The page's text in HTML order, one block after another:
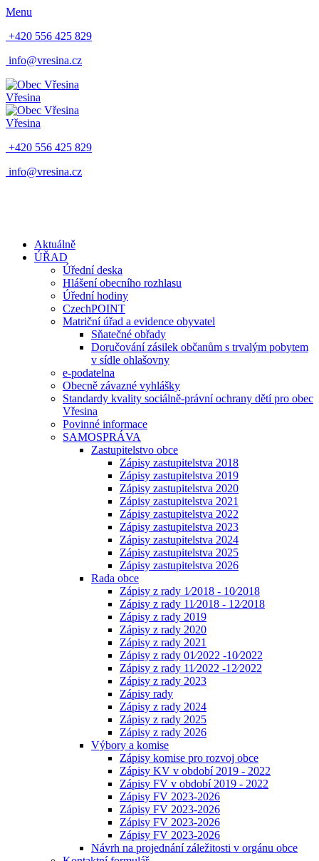
Menu
+420 556 425 829
info@vresina.cz
Vřesina
Vřesina
+420 556 425 829
info@vresina.cz
Aktuálně
ÚŘAD
Úřední deska
Hlášení obecního rozhlasu
Úřední hodiny
CzechPOINT
Matriční úřad a evidence obyvatel
Sňatečné obřady
Doručování zásilek občanům s trvalým pobytem
v sídle ohlašovny
e-podatelna
Obecně závazné vyhlášky
Standardy kvality sociálně-právní ochrany dětí pro obec
Vřesina
Povinné informace
SAMOSPRÁVA
Zastupitelstvo obce
Zápisy zastupitelstva 2018
Zápisy zastupitelstva 2019
Zápisy zastupitelstva 2020
Zápisy zastupitelstva 2021
Zápisy zastupitelstva 2022
Zápisy zastupitelstva 2023
Zápisy zastupitelstva 2024
Zápisy zastupitelstva 2025
Zápisy zastupitelstva 2026
Rada obce
Zápisy z rady 1⁄2018 - 10⁄2018
Zápisy z rady 11⁄2018 - 12⁄2018
Zápisy z rady 2019
Zápisy z rady 2020
Zápisy z rady 2021
Zápisy z rady 01⁄2022 -10⁄2022
Zápisy z rady 11⁄2022 -12⁄2022
Zápisy z rady 2023
Zápisy rady
Zápisy z rady 2024
Zápisy z rady 2025
Zápisy z rady 2026
Výbory a komise
Zápisy komise pro rozvoj obce
Zápisy KV v období 2019 - 2022
Zápisy FV v období 2019 - 2022
Zápisy FV 2023-2026
Zápisy FV 2023-2026
Zápisy FV 2023-2026
Zápisy FV 2023-2026
Návrh na projednání záležitosti v orgánu obce